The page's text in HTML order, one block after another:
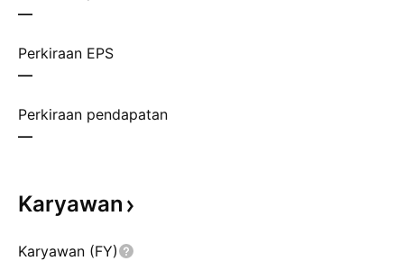
—
Perkiraan EPS
—
Perkiraan pendapatan
—
Karyawan
Karyawan (FY)